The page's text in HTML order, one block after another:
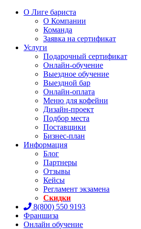
О Лиге бариста
О Компании
Команда
Заявка на сертификат
Услуги
Подарочный сертификат
Онлайн-обучение
Выездное обучение
Выездной бар
Онлайн-оплата
Меню для кофейни
Дизайн-проект
Подбор места
Поставщики
Бизнес-план
Информация
Блог
Партнеры
Отзывы
Кейсы
Регламент экзамена
Скидки
8(800) 550 9193
Франшиза
Онлайн обучение